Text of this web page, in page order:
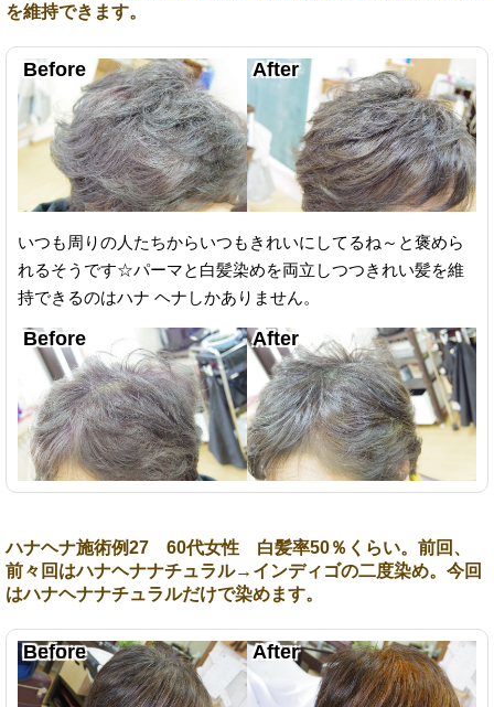
を維持できます。
いつも周りの人たちからいつもきれいにしてるね～と褒めら
れるそうです☆パーマと白髪染めを両立しつつきれい髪を維
持できるのはハナ ヘナしかありません。
ハナヘナ施術例27 60代女性 白髪率50％くらい。前回、
前々回はハナヘナナチュラル→インディゴの二度染め。今回
はハナヘナナチュラルだけで染めます。